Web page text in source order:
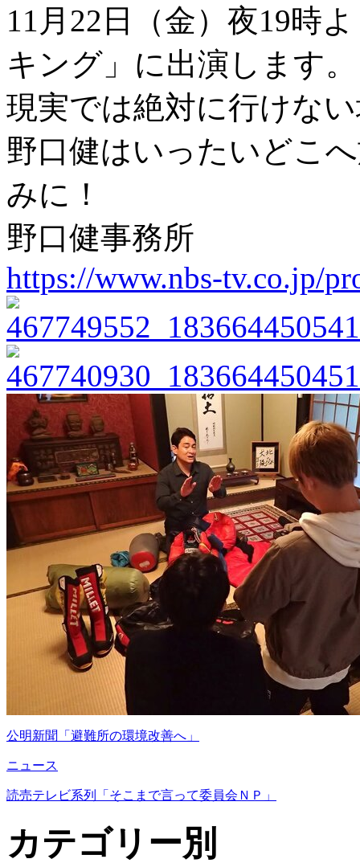
11月22日（金）夜19時
キング」に出演します。
現実では絶対に行けな
野口健はいったいどこ
みに！
野口健事務所
https://www.nbs-tv.co.jp/
公明新聞「避難所の環境改善へ」
ニュース
読売テレビ系列「そこまで言って委員会ＮＰ」
カテゴリー別